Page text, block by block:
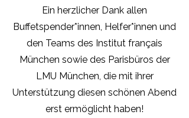
Ein herzlicher Dank allen
Buffetspender*innen, Helfer*innen und
den Teams des Institut français
München sowie des Parisbüros der
LMU München, die mit ihrer
Unterstützung diesen schönen Abend
erst ermöglicht haben!